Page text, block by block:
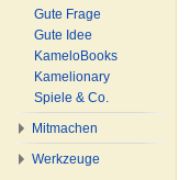
Gute Frage
Gute Idee
KameloBooks
Kamelionary
Spiele & Co.
Mitmachen
Werkzeuge